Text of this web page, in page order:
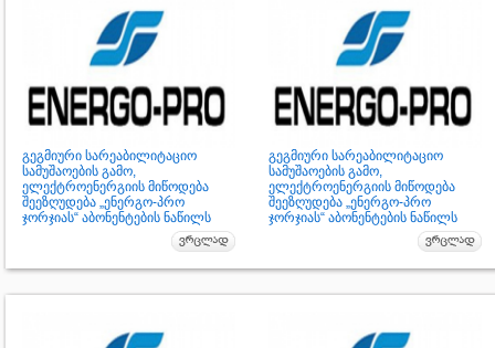
გეგმიური სარეაბილიტაციო
სამუშაოების გამო,
ელექტროენერგიის მიწოდება
შეეზღუდება „ენერგო-პრო
ჯორჯიას“ აბონენტების ნაწილს
გეგმიური სარეაბილიტაციო
სამუშაოების გამო,
ელექტროენერგიის მიწოდება
შეეზღუდება „ენერგო-პრო
ჯორჯიას“ აბონენტების ნაწილს